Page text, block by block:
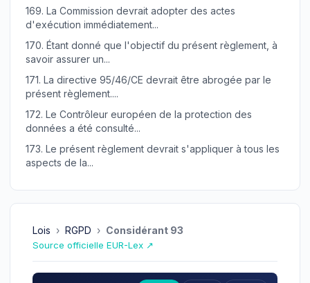
169. La Commission devrait adopter des actes
d'exécution immédiatement...
170. Étant donné que l'objectif du présent règlement, à
savoir assurer un...
171. La directive 95/46/CE devrait être abrogée par le
présent règlement....
172. Le Contrôleur européen de la protection des
données a été consulté...
173. Le présent règlement devrait s'appliquer à tous les
aspects de la...
Lois › RGPD › Considérant 93
Source officielle EUR-Lex ↗